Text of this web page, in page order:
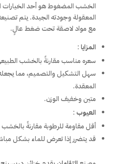
الخشب المضغوط هو أحد الخيارات
المعقولة وجودته الجيدة. يتم
مع مواد لاصقة تحت ضغط عالٍ.
المزايا:
سعره مناسب مقارنةً بالخشب
سهل التشكيل والتصميم، مما
المعقدة.
متين وخفيف الوزن.
العيوب:
أقل مقاومة للرطوبة مقارنةً
قد يتضرر إذا تعرض للماء بشكل